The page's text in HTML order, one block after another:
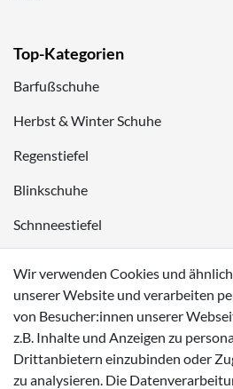
Top-Kategorien
Barfußschuhe
Herbst & Winter Schuhe
Regenstiefel
Blinkschuhe
Schnneestiefel
Sneaker
Zahlungsmöglichkeiten
Wir verwenden Cookies und
unserer Website und verarbeiten
von Besucher:innen unserer
z.B. Inhalte und Anzeigen zu
Drittanbietern einzubinden oder
zu analysieren. Die